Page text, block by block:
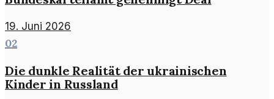
19. Juni 2026
02
Die dunkle Realität der ukrainischen
Kinder in Russland